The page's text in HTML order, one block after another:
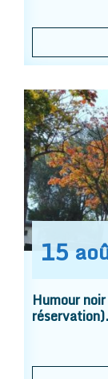
15
Humour
réservation).